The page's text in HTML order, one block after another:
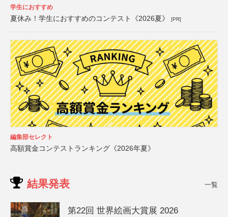
学生におすすめ
夏休み！学生におすすめのコンテスト《2026夏》 [PR]
編集部セレクト
高額賞金コンテストランキング《2026年夏》
結果発表 一覧
第22回 世界絵画大賞展 2026